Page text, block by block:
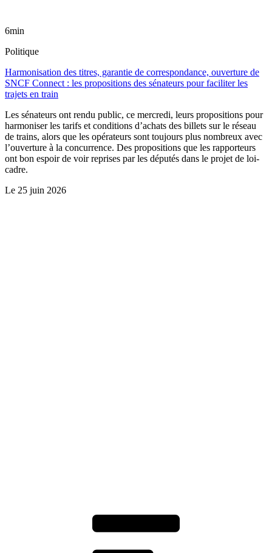
6min
Politique
Harmonisation des titres, garantie de correspondance, ouverture de
SNCF Connect : les propositions des sénateurs pour faciliter les
trajets en train
Les sénateurs ont rendu public, ce mercredi, leurs propositions pour
harmoniser les tarifs et conditions d’achats des billets sur le réseau
de trains, alors que les opérateurs sont toujours plus nombreux avec
l’ouverture à la concurrence. Des propositions que les rapporteurs
ont bon espoir de voir reprises par les députés dans le projet de loi-
cadre.
Le 25 juin 2026